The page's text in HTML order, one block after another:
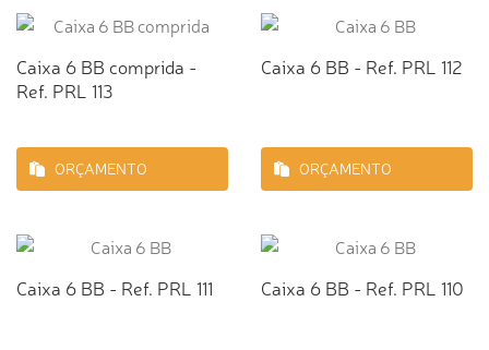
Caixa 6 BB comprida -
Ref. PRL 113
ORÇAMENTO
Caixa 6 BB - Ref. PRL 112
ORÇAMENTO
Caixa 6 BB - Ref. PRL 111 Caixa 6 BB - Ref. PRL 110